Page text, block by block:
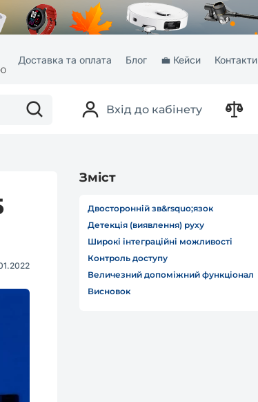
Доставка та оплата Блог 💼 Кейси Контакти
Вхід до кабінету
Зміст
Двосторонній зв&rsquo;язок
Детекція (виявлення) руху
Широкі інтеграційні можливості
Контроль доступу
Величезний допоміжний функціонал
Висновок